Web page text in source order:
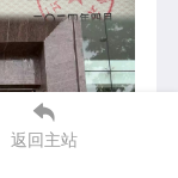
返回主站